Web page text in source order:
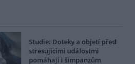
Studie: Doteky a objetí před
stresujícími událostmi
pomáhají i šimpanzům